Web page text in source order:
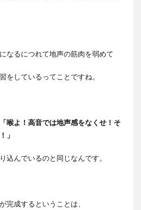
なるにつれて地声の筋肉を弱めて
をしているってことですね。
「喉よ！高音では地声感をなくせ！そ
」
込んでいるのと同じなんです。
完成するということは、